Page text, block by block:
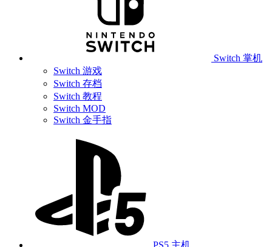
Switch 掌机
Switch 游戏
Switch 存档
Switch 教程
Switch MOD
Switch 金手指